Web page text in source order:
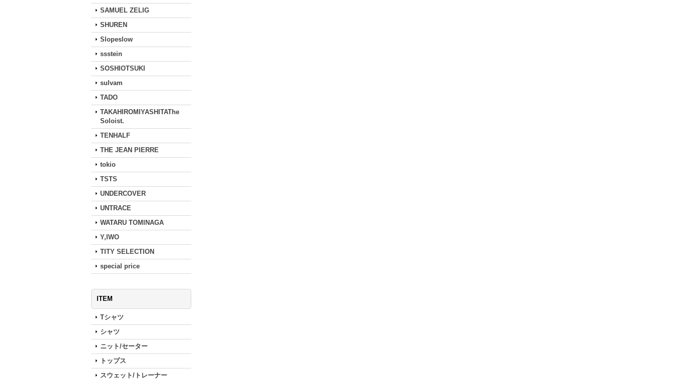
SAMUEL ZELIG
SHUREN
Slopeslow
ssstein
SOSHIOTSUKI
sulvam
TADO
TAKAHIROMIYASHITAThe
Soloist.
TENHALF
THE JEAN PIERRE
tokio
TSTS
UNDERCOVER
UNTRACE
WATARU TOMINAGA
Y,IWO
TITY SELECTION
special price
ITEM
Tシャツ
シャツ
ニット/セーター
トップス
スウェット/トレーナー